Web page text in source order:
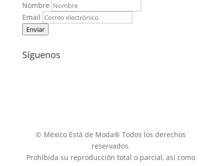
Nombre
Email
Enviar
Síguenos
© México Está de Moda® Todos los derechos
reservados.
Prohibida su reproducción total o parcial, así como